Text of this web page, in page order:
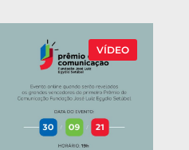
VÍDEO